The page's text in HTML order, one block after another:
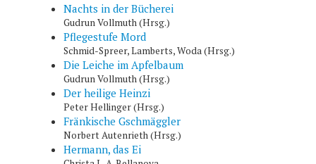
Nachts in der Bücherei
Gudrun Vollmuth (Hrsg.)
Pflegestufe Mord
Schmid-Spreer, Lamberts, Woda (Hrsg.)
Die Leiche im Apfelbaum
Gudrun Vollmuth (Hrsg.)
Der heilige Heinzi
Peter Hellinger (Hrsg.)
Fränkische Gschmäggler
Norbert Autenrieth (Hrsg.)
Hermann, das Ei